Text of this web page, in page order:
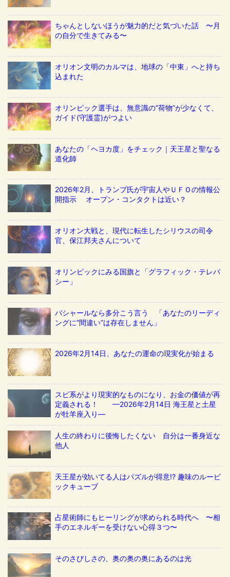
ちゃんとしないほうが魅力的だと気づいた話 〜月
の自分で生きてみる〜
オリオン文明のカルマは、地球の「中東」へと持ち
込まれた
オリンピック選手は、無意識の”荷物”が少なくて、
ガイド(守護霊)がつよい
あなたの「ヘヨカ度」をチェック｜天王星と聖なる
道化師
2026年2月、トランプ氏が宇宙人やＵＦＯの情報公
開指示 オープン・コンタクトは近い？
オリオン大戦と、現代に転生したシリウスの司令
官、保江邦夫さんについて
オリンピックにみる国旗と「グラフィック・テレパ
シー」
バシャールなら多分こう言う 「あなたのリーディ
ングに”間違い”は存在しません」
2026年2月14日、あなたの運命の現実化が始まる
スピ系がより現実的なものになり、お金の価値が再
定義される！ ––2026年2月14日 海王星と土星
が牡羊座入り––
人生の終わりに後悔したくない 自分は一番身近な
他人
天王星が効いてる人はパズルが得意!? 趣味のルービ
ックキューブ
占星術師にもヒーリングが求められる時代へ 〜相
手のエネルギーを受けない心得３つ〜
そのさびしさの、奥の奥の奥にあるのは光